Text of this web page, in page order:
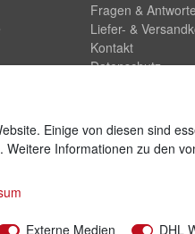
Fragen &
Liefer- &
Kontakt
Datenschutz
Vertrag
Einige von diesen sind
Weitere Informationen zu den
Externe Medien DHL